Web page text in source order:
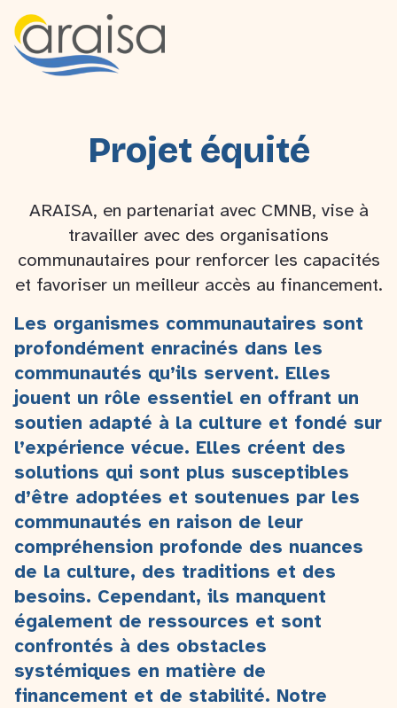
Projet équité
ARAISA, en partenariat avec CMNB, vise à
travailler avec des organisations
communautaires pour renforcer les capacités
et favoriser un meilleur accès au financement.
Les organismes communautaires sont
profondément enracinés dans les
communautés qu’ils servent. Elles
jouent un rôle essentiel en offrant un
soutien adapté à la culture et fondé sur
l’expérience vécue. Elles créent des
solutions qui sont plus susceptibles
d’être adoptées et soutenues par les
communautés en raison de leur
compréhension profonde des nuances
de la culture, des traditions et des
besoins. Cependant, ils manquent
également de ressources et sont
confrontés à des obstacles
systémiques en matière de
financement et de stabilité. Notre